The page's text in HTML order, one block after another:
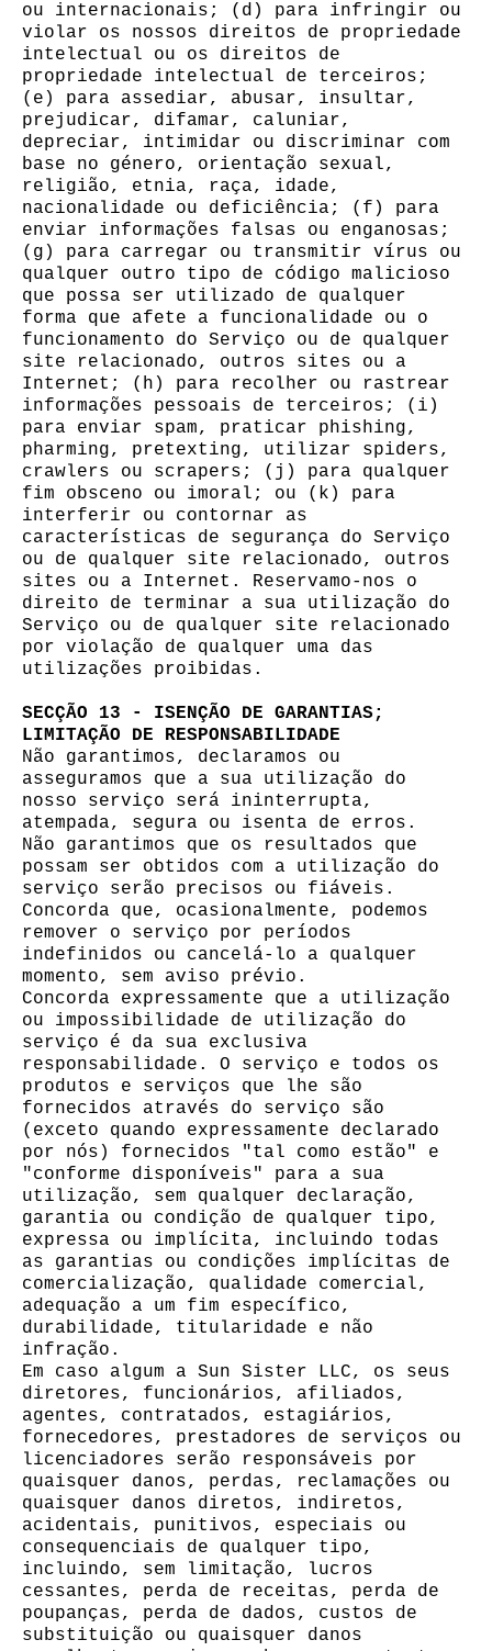
ou internacionais; (d) para infringir ou
violar os nossos direitos de propriedade
intelectual ou os direitos de
propriedade intelectual de terceiros;
(e) para assediar, abusar, insultar,
prejudicar, difamar, caluniar,
depreciar, intimidar ou discriminar com
base no género, orientação sexual,
religião, etnia, raça, idade,
nacionalidade ou deficiência; (f) para
enviar informações falsas ou enganosas;
(g) para carregar ou transmitir vírus ou
qualquer outro tipo de código malicioso
que possa ser utilizado de qualquer
forma que afete a funcionalidade ou o
funcionamento do Serviço ou de qualquer
site relacionado, outros sites ou a
Internet; (h) para recolher ou rastrear
informações pessoais de terceiros; (i)
para enviar spam, praticar phishing,
pharming, pretexting, utilizar spiders,
crawlers ou scrapers; (j) para qualquer
fim obsceno ou imoral; ou (k) para
interferir ou contornar as
características de segurança do Serviço
ou de qualquer site relacionado, outros
sites ou a Internet. Reservamo-nos o
direito de terminar a sua utilização do
Serviço ou de qualquer site relacionado
por violação de qualquer uma das
utilizações proibidas.
SECÇÃO 13 - ISENÇÃO DE GARANTIAS;
LIMITAÇÃO DE RESPONSABILIDADE
Não garantimos, declaramos ou
asseguramos que a sua utilização do
nosso serviço será ininterrupta,
atempada, segura ou isenta de erros.
Não garantimos que os resultados que
possam ser obtidos com a utilização do
serviço serão precisos ou fiáveis.
Concorda que, ocasionalmente, podemos
remover o serviço por períodos
indefinidos ou cancelá-lo a qualquer
momento, sem aviso prévio.
Concorda expressamente que a utilização
ou impossibilidade de utilização do
serviço é da sua exclusiva
responsabilidade. O serviço e todos os
produtos e serviços que lhe são
fornecidos através do serviço são
(exceto quando expressamente declarado
por nós) fornecidos "tal como estão" e
"conforme disponíveis" para a sua
utilização, sem qualquer declaração,
garantia ou condição de qualquer tipo,
expressa ou implícita, incluindo todas
as garantias ou condições implícitas de
comercialização, qualidade comercial,
adequação a um fim específico,
durabilidade, titularidade e não
infração.
Em caso algum a Sun Sister LLC, os seus
diretores, funcionários, afiliados,
agentes, contratados, estagiários,
fornecedores, prestadores de serviços ou
licenciadores serão responsáveis ​​por
quaisquer danos, perdas, reclamações ou
quaisquer danos diretos, indiretos,
acidentais, punitivos, especiais ou
consequenciais de qualquer tipo,
incluindo, sem limitação, lucros
cessantes, perda de receitas, perda de
poupanças, perda de dados, custos de
substituição ou quaisquer danos